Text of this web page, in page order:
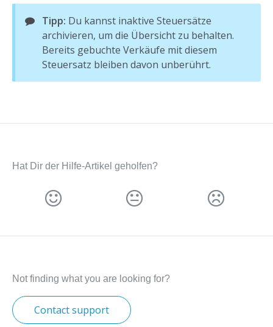
Tipp: Du kannst inaktive Steuersätze
archivieren, um die Übersicht zu behalten.
Bereits gebuchte Verkäufe mit diesem
Steuersatz bleiben davon unberührt.
Hat Dir der Hilfe-Artikel geholfen?
Not finding what you are looking for?
Contact support